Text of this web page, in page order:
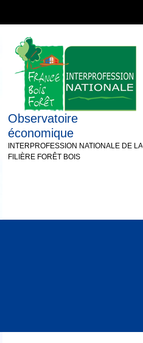
Observatoire
économique
INTERPROFESSION NATIONALE DE LA
FILIÈRE FORÊT BOIS